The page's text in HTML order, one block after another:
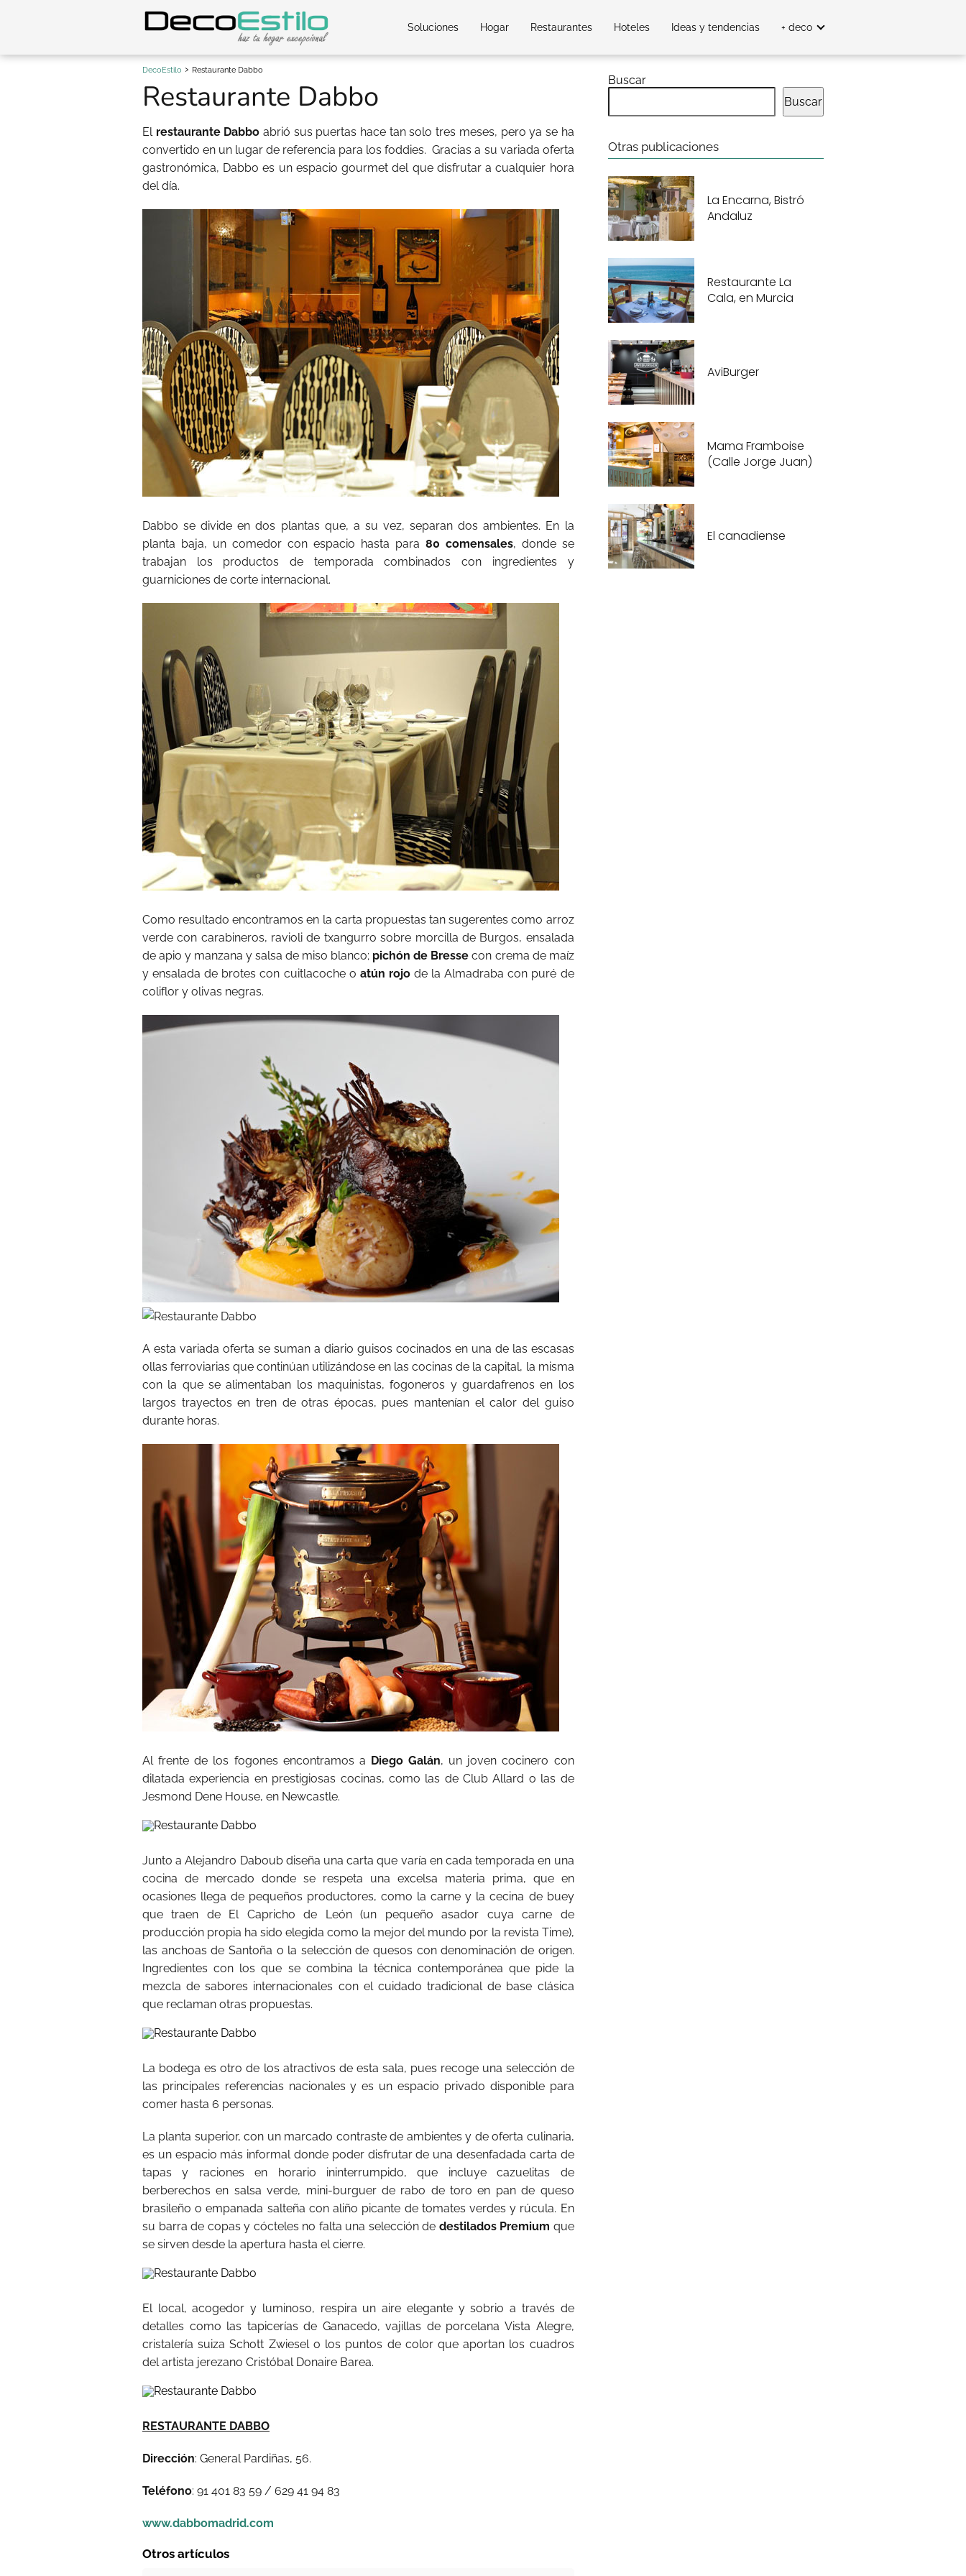
Soluciones Hogar Restaurantes Hoteles Ideas y tendencias + deco
DecoEstilo Restaurante Dabbo
Restaurante Dabbo
El restaurante Dabbo abrió sus puertas hace tan solo tres meses, pero ya se ha
convertido en un lugar de referencia para los foddies. Gracias a su variada oferta
gastronómica, Dabbo es un espacio gourmet del que disfrutar a cualquier hora
del día.
Dabbo se divide en dos plantas que, a su vez, separan dos ambientes. En la
planta baja, un comedor con espacio hasta para 80 comensales, donde se
trabajan los productos de temporada combinados con ingredientes y
guarniciones de corte internacional.
Como resultado encontramos en la carta propuestas tan sugerentes como arroz
verde con carabineros, ravioli de txangurro sobre morcilla de Burgos, ensalada
de apio y manzana y salsa de miso blanco; pichón de Bresse con crema de maíz
y ensalada de brotes con cuitlacoche o atún rojode la Almadraba con puré de
coliflor y olivas negras.
A esta variada oferta se suman a diario guisos cocinados en una de las escasas
ollas ferroviarias que continúan utilizándose en las cocinas de la capital, la misma
con la que se alimentaban los maquinistas, fogoneros y guardafrenos en los
largos trayectos en tren de otras épocas, pues mantenían el calor del guiso
durante horas.
Al frente de los fogones encontramos a Diego Galán, un joven cocinero con
dilatada experiencia en prestigiosas cocinas, como las de Club Allard o las de
Jesmond Dene House, en Newcastle.
Junto a Alejandro Daboub diseña una carta que varía en cada temporada en una
cocina de mercado donde se respeta una excelsa materia prima, que en
ocasiones llega de pequeños productores, como la carne y la cecina de buey
que traen de El Capricho de León (un pequeño asador cuya carne de
producción propia ha sido elegida como la mejor del mundo por la revista Time),
las anchoas de Santoña o la selección de quesos con denominación de origen.
Ingredientes con los que se combina la técnica contemporánea que pide la
mezcla de sabores internacionales con el cuidado tradicional de base clásica
que reclaman otras propuestas.
La bodega es otro de los atractivos de esta sala, pues recoge una selección de
las principales referencias nacionales y es un espacio privado disponible para
comer hasta 6 personas.
La planta superior, con un marcado contraste de ambientes y de oferta culinaria,
es un espacio más informal donde poder disfrutar de una desenfadada carta de
tapas y raciones en horario ininterrumpido, que incluye cazuelitas de
berberechos en salsa verde, mini-burguer de rabo de toro en pan de queso
brasileño o empanada salteña con aliño picante de tomates verdes y rúcula. En
su barra de copas y cócteles no falta una selección de destilados Premium que
se sirven desde la apertura hasta el cierre.
El local, acogedor y luminoso, respira un aire elegante y sobrio a través de
detalles como las tapicerías de Ganacedo, vajillas de porcelana Vista Alegre,
cristalería suiza Schott Zwiesel o los puntos de color que aportan los cuadros
del artista jerezano Cristóbal Donaire Barea.
RESTAURANTE DABBO
Dirección: General Pardiñas, 56.
Teléfono: 91 401 83 59 / 629 41 94 83
www.dabbomadrid.com
Otros artículos
Buscar
Buscar
Otras publicaciones
La Encarna, Bistró
Andaluz
Restaurante La
Cala, en Murcia
AviBurger
Mama Framboise
(Calle Jorge Juan)
El canadiense